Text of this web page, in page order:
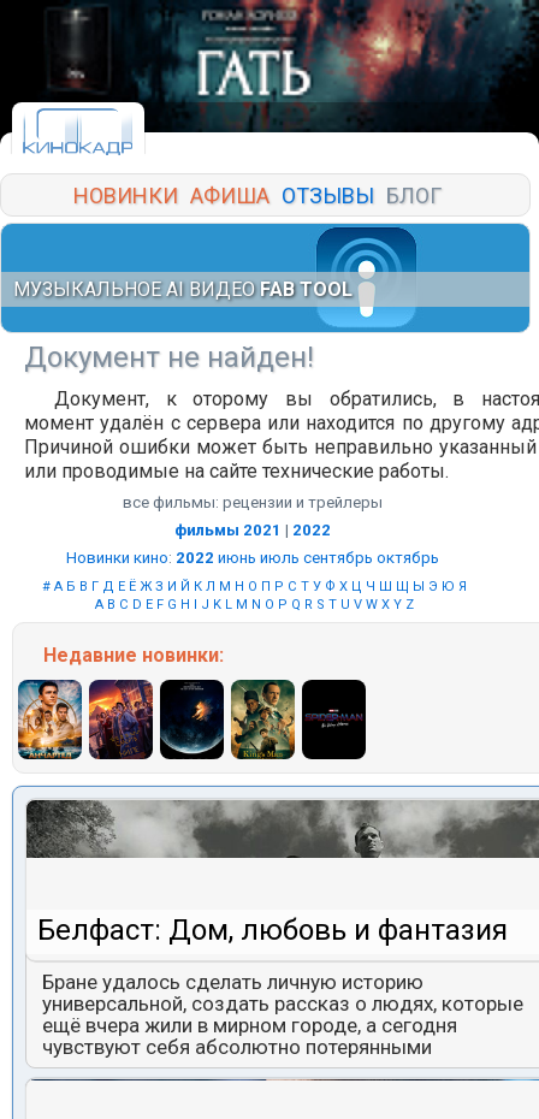
НОВИНКИ АФИША ОТЗЫВЫ БЛОГ
МУЗЫКАЛЬНОЕ AI ВИДЕО FAB TOOL
Документ не найден!
Документ, к оторому вы обратились, в
момент удалён с сервера или находится по другому
Причиной ошибки может быть неправильно указанный
или проводимые на сайте технические работы.
все фильмы: рецензии и трейлеры
фильмы 2021 | 2022
Новинки кино: 2022 июнь июль сентябрь октябрь
# А Б В Г Д Е Ё Ж З И Й К Л М Н О П Р С Т У Ф Х Ц Ч Ш Щ Ы Э Ю Я
A B C D E F G H I J K L M N O P Q R S T U V W X Y Z
Недавние новинки:
Белфаст: Дом, любовь и фантазия
Бране удалось сделать личную историю
универсальной, создать рассказ о людях, которые
ещё вчера жили в мирном городе, а сегодня
чувствуют себя абсолютно потерянными